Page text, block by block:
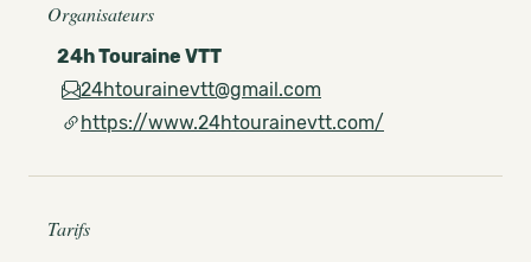
Organisateurs
24h Touraine VTT
24htourainevtt@gmail.com
https://www.24htourainevtt.com/
Tarifs